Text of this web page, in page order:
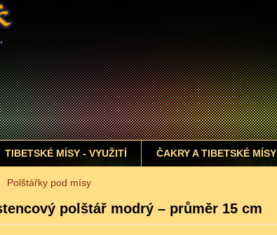
TIBETSKÉ MÍSY - VYUŽITÍ ČAKRY A TIBETSKÉ MÍSY
Polštářky pod mísy
polštář modrý – průměr 15 cm